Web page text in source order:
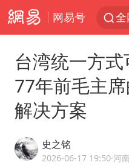
网易号
台湾统一方式
77年前毛主
解决方案
史之铭
2026-06-17 19:50·河南